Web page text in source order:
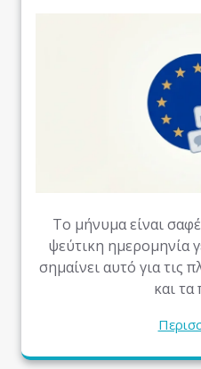
Το μήνυμα είναι
ψεύτικη ημερομηνία
σημαίνει αυτό για τις
και τα